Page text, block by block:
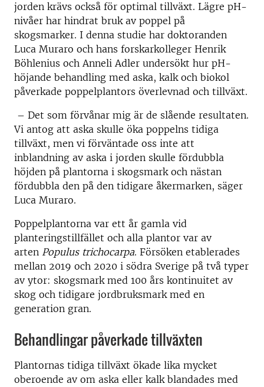
jorden krävs också för optimal tillväxt. Lägre pH-
nivåer har hindrat bruk av poppel på
skogsmarker. I denna studie har doktoranden
Luca Muraro och hans forskarkolleger Henrik
Böhlenius och Anneli Adler undersökt hur pH-
höjande behandling med aska, kalk och biokol
påverkade poppelplantors överlevnad och tillväxt.
– Det som förvånar mig är de slående resultaten.
Vi antog att aska skulle öka poppelns tidiga
tillväxt, men vi förväntade oss inte att
inblandning av aska i jorden skulle fördubbla
höjden på plantorna i skogsmark och nästan
fördubbla den på den tidigare åkermarken, säger
Luca Muraro.
Poppelplantorna var ett år gamla vid
planteringstillfället och alla plantor var av
arten Populus trichocarpa. Försöken etablerades
mellan 2019 och 2020 i södra Sverige på två typer
av ytor: skogsmark med 100 års kontinuitet av
skog och tidigare jordbruksmark med en
generation gran.
Behandlingar påverkade tillväxten
Plantornas tidiga tillväxt ökade lika mycket
oberoende av om aska eller kalk blandades med